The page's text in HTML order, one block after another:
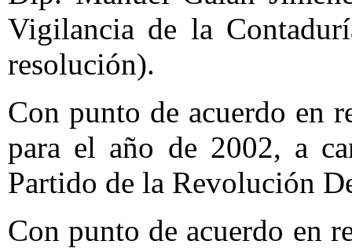
Vigilancia de la
resolución).
Con punto de acuerdo en
para el año de 2002, a
Partido de la Revolución
Con punto de acuerdo en